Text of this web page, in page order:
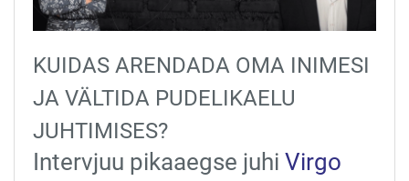
KUIDAS ARENDADA OMA INIMESI
JA VÄLTIDA PUDELIKAELU
JUHTIMISES?
Intervjuu pikaaegse juhi Virgo